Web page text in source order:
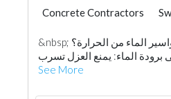
Concrete Contractors
&nbsp; ما هي فوائد عزل مواسير الماء من الحرارة؟
See More